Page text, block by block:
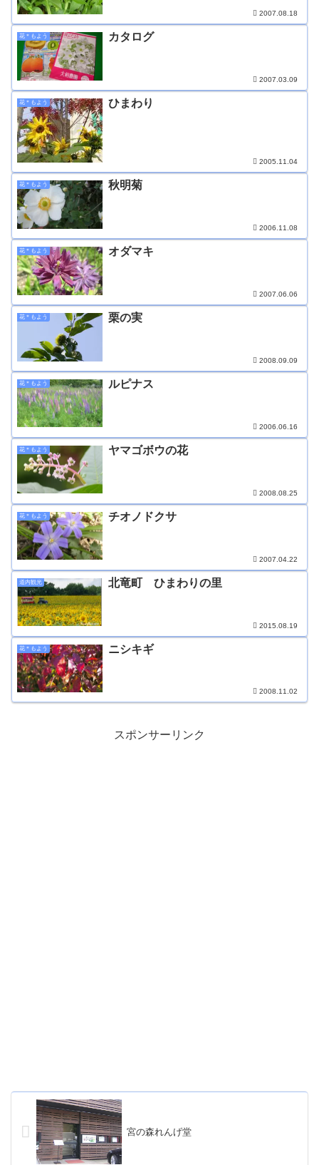
2007.08.18
花＊もよう カタログ
2007.03.09
花＊もよう ひまわり
2005.11.04
花＊もよう 秋明菊
2006.11.08
花＊もよう オダマキ
2007.06.06
花＊もよう 栗の実
2008.09.09
花＊もよう ルピナス
2006.06.16
花＊もよう ヤマゴボウの花
2008.08.25
花＊もよう チオノドクサ
2007.04.22
道内観光 北竜町 ひまわりの里
2015.08.19
花＊もよう ニシキギ
2008.11.02
スポンサーリンク
宮の森れんげ堂